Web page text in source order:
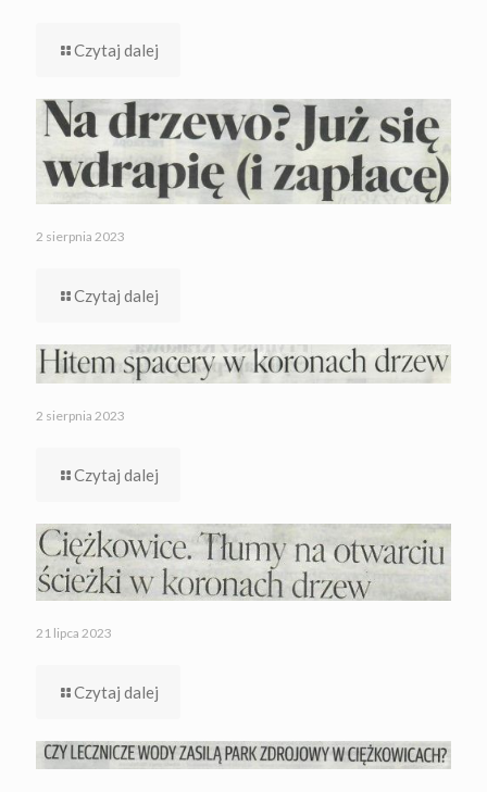
Czytaj dalej
2 sierpnia 2023
Czytaj dalej
2 sierpnia 2023
Czytaj dalej
21 lipca 2023
Czytaj dalej